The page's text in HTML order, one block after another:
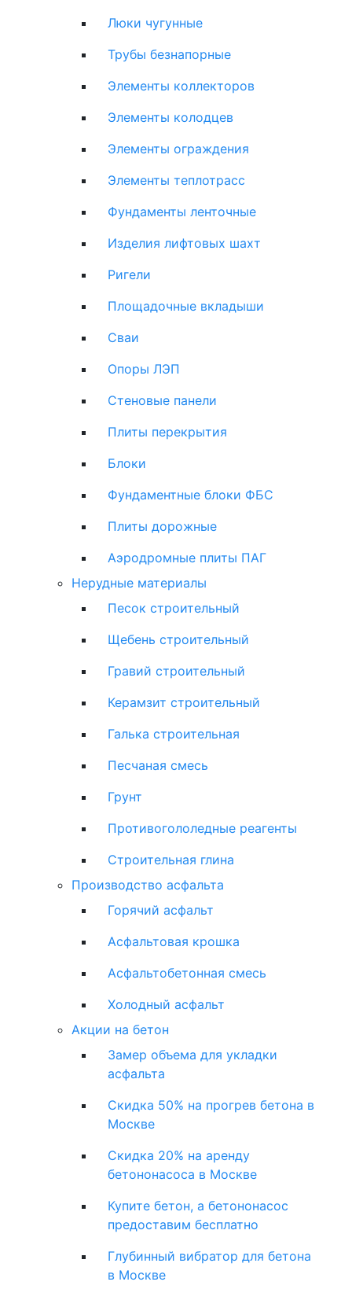
Люки чугунные
Трубы безнапорные
Элементы коллекторов
Элементы колодцев
Элементы ограждения
Элементы теплотрасс
Фундаменты ленточные
Изделия лифтовых шахт
Ригели
Площадочные вкладыши
Сваи
Опоры ЛЭП
Стеновые панели
Плиты перекрытия
Блоки
Фундаментные блоки ФБС
Плиты дорожные
Аэродромные плиты ПАГ
Нерудные материалы
Песок строительный
Щебень строительный
Гравий строительный
Керамзит строительный
Галька строительная
Песчаная смесь
Грунт
Противогололедные реагенты
Строительная глина
Производство асфальта
Горячий асфальт
Асфальтовая крошка
Асфальтобетонная смесь
Холодный асфальт
Акции на бетон
Замер объема для укладки
асфальта
Скидка 50% на прогрев бетона в
Москве
Скидка 20% на аренду
бетононасоса в Москве
Купите бетон, а бетононасос
предоставим бесплатно
Глубинный вибратор для бетона
в Москве